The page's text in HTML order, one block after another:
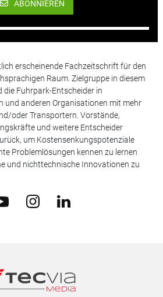
ABONNIEREN
erscheinende Fachzeitschrift für den
Raum. Zielgruppe in diesem
Fuhrpark-Entscheider in
und anderen Organisationen mit mehr
oder Transportern. Vorstände,
und weitere Entscheider
um Kostensenkungspotenziale
Problemlösungen kennen zu lernen
und nichttechnische Innovationen zu